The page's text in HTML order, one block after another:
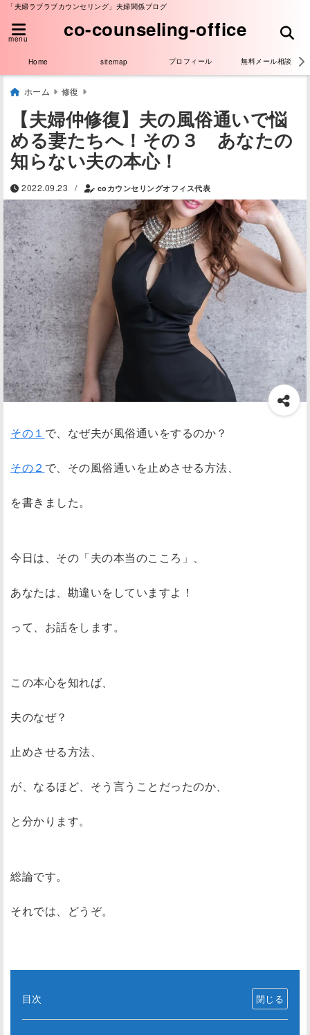
「夫婦ラブラブカウンセリング」夫婦関係ブログ
menu co-counseling-office
Home sitemap プロフィール 無料メール相談
ホーム 修復
【夫婦仲修復】夫の風俗通いで悩
める妻たちへ！その３ あなたの
知らない夫の本心！
2022.09.23 / coカウンセリングオフィス代表
その１ で、なぜ夫が風俗通いをするのか？
その２ で、その風俗通いを止めさせる方法、
を書きました。
今日は、その「夫の本当のこころ」、
あなたは、勘違いをしていますよ！
って、お話をします。
この本心を知れば、
夫のなぜ？
止めさせる方法、
が、なるほど、そう言うことだったのか、
と分かります。
総論です。
それでは、どうぞ。
目次